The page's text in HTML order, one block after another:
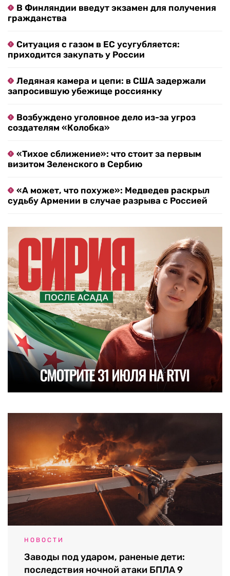
В Финляндии введут экзамен для получения
гражданства
Ситуация с газом в ЕС усугубляется:
приходится закупать у России
Ледяная камера и цепи: в США задержали
запросившую убежище россиянку
Возбуждено уголовное дело из-за угроз
создателям «Колобка»
«Тихое сближение»: что стоит за первым
визитом Зеленского в Сербию
«А может, что похуже»: Медведев раскрыл
судьбу Армении в случае разрыва с Россией
НОВОСТИ
Заводы под ударом, раненые дети:
последствия ночной атаки БПЛА 9